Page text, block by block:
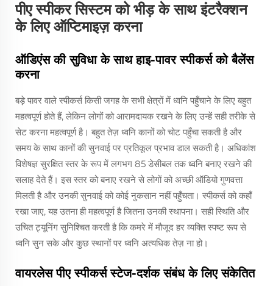
पीए स्पीकर सिस्टम को भीड़ के साथ इंटरैक्शन
के लिए ऑप्टिमाइज़ करना
ऑडिएंस की सुविधा के साथ हाइ-पावर स्पीकर्स को बैलेंस
करना
बड़े पावर वाले स्पीकर्स किसी जगह के सभी क्षेत्रों में ध्वनि पहुँचाने के लिए बहुत
महत्वपूर्ण होते हैं, लेकिन लोगों को आरामदायक रखने के लिए उन्हें सही तरीके से
सेट करना महत्वपूर्ण है। बहुत तेज़ ध्वनि कानों को चोट पहुँचा सकती है और
समय के साथ कानों की सुनवाई पर प्रतिकूल प्रभाव डाल सकती है। अधिकांश
विशेषज्ञ सुरक्षित स्तर के रूप में लगभग 85 डेसीबल तक ध्वनि बनाए रखने की
सलाह देते हैं। इस स्तर को बनाए रखने से लोगों को अच्छी ऑडियो गुणवत्ता
मिलती है और उनकी सुनवाई को कोई नुकसान नहीं पहुँचता। स्पीकर्स को कहाँ
रखा जाए, यह उतना ही महत्वपूर्ण है जितना उनकी स्थापना। सही स्थिति और
उचित ट्यूनिंग सुनिश्चित करती है कि कमरे में मौजूद हर व्यक्ति स्पष्ट रूप से
ध्वनि सुन सके और कुछ स्थानों पर ध्वनि अत्यधिक तेज़ ना हो।
वायरलेस पीए स्पीकर्स स्टेज-दर्शक संबंध के लिए संकेतित